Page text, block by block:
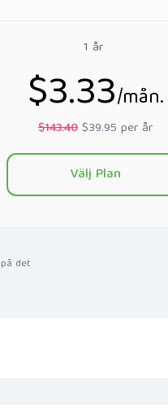
1 år
$3.33/mån.
$143.40$39.95 per år
Välj Plan
det